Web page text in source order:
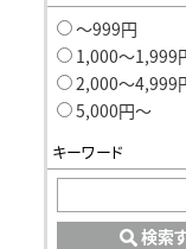
〜999円
1,000〜1,999
2,000〜4,999
5,000円〜
キーワード
検索